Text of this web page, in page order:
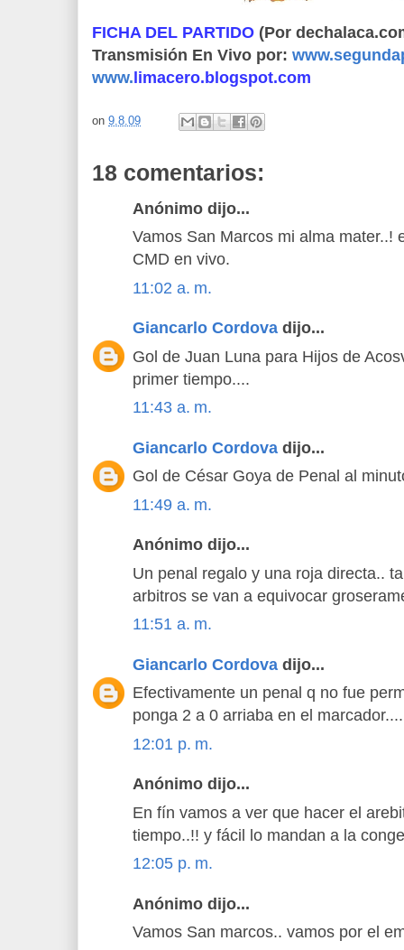
FICHA DEL PARTIDO (Por
Transmisión En Vivo por:
www.limacero.blogspot.com
on 9.8.09
18 comentarios:
Anónimo dijo...
Vamos San Marcos mi alma mater..!
CMD en vivo.
11:02 a. m.
Giancarlo Cordova dijo...
Gol de Juan Luna para Hijos de
primer tiempo....
11:43 a. m.
Giancarlo Cordova dijo...
Gol de César Goya de Penal al
11:49 a. m.
Anónimo dijo...
Un penal regalo y una roja directa..
arbitros se van a equivocar
11:51 a. m.
Giancarlo Cordova dijo...
Efectivamente un penal q no fue
ponga 2 a 0 arriaba en el marcador....
12:01 p. m.
Anónimo dijo...
En fín vamos a ver que hacer el
tiempo..!! y fácil lo mandan a la
12:05 p. m.
Anónimo dijo...
Vamos San marcos.. vamos por el